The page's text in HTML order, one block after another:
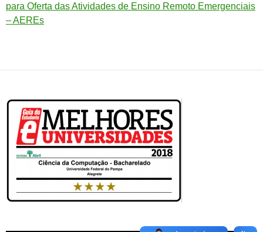
para Oferta das Atividades de Ensino Remoto Emergenciais
– AEREs